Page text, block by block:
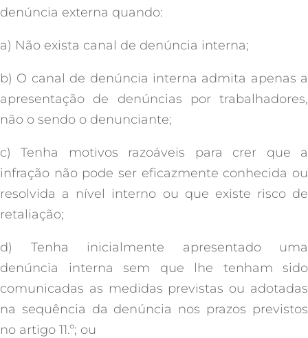
denúncia externa quando:
a) Não exista canal de denúncia interna;
b) O canal de denúncia interna admita apenas a
apresentação de denúncias por trabalhadores,
não o sendo o denunciante;
c) Tenha motivos razoáveis para crer que a
infração não pode ser eficazmente conhecida ou
resolvida a nível interno ou que existe risco de
retaliação;
d) Tenha inicialmente apresentado uma
denúncia interna sem que lhe tenham sido
comunicadas as medidas previstas ou adotadas
na sequência da denúncia nos prazos previstos
no artigo 11.º; ou